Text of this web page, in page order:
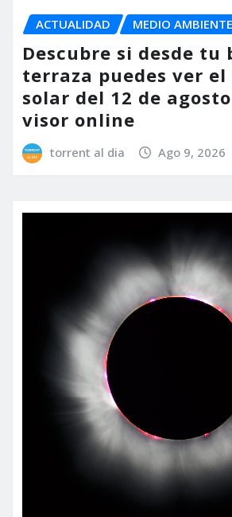
ACTUALIDAD MEDIO AMBIENTE
Descubre si desde tu
terraza puedes ver el
solar del 12 de
visor online
torrent al dia Ago 9, 2026